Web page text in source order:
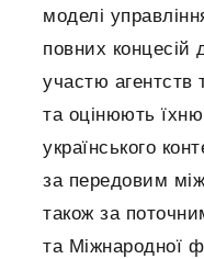
моделі
повних концесій
участю агентств
та оцінюють
українського
за передовим
також за
та Міжнародної